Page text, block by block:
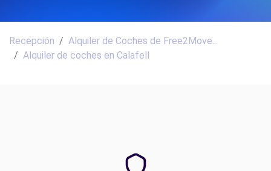
Recepción
Alquiler de Coches de Free2Move...
Alquiler de coches en Calafell